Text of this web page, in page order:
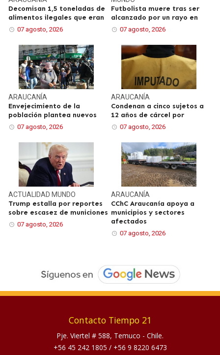
Decomisan 1,5 toneladas de
alimentos ilegales que eran
07 agosto, 2026
Futbolista muere tras ser
alcanzado por un rayo en
07 agosto, 2026
ARAUCANÍA
Envejecimiento de la
población plantea nuevos
07 agosto, 2026
ARAUCANÍA
Condenan a cinco sujetos a
12 años de cárcel por
07 agosto, 2026
ACTUALIDAD MUNDO
Trump estalla por reportes
sobre escasez de municiones
07 agosto, 2026
ARAUCANÍA
CChC Araucanía apoya a
municipios y sectores
afectados
07 agosto, 2026
Contacto Tiempo 21
Pje. Viertel # 588, Temuco - Chile.
+56 45 242 1805 / +56 9 8220 6473